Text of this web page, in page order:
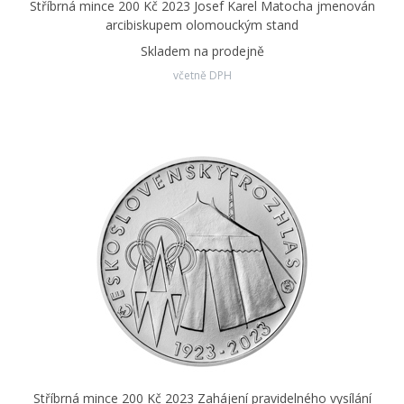
Stříbrná mince 200 Kč 2023 Josef Karel Matocha jmenován
arcibiskupem olomouckým stand
Skladem na prodejně
včetně DPH
Stříbrná mince 200 Kč 2023 Zahájení pravidelného vysílání